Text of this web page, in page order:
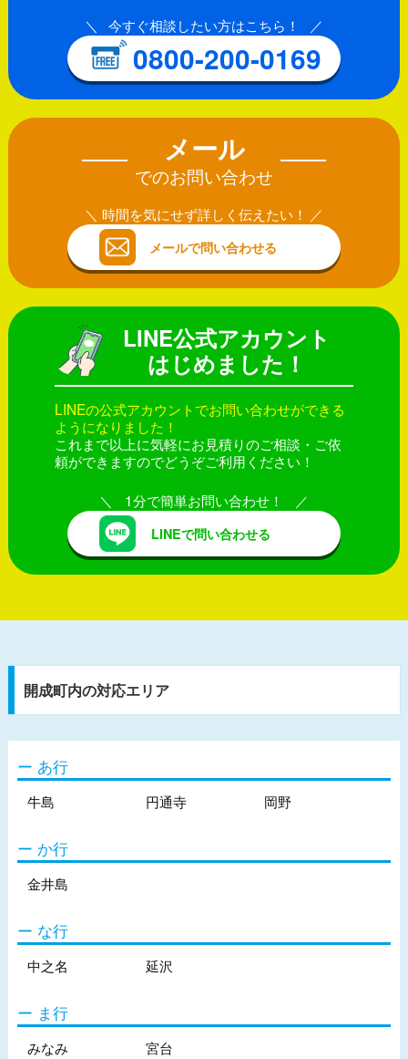
今すぐ相談したい方はこちら！
0800-200-0169
メール
でのお問い合わせ
時間を気にせず詳しく伝えたい！
メールで問い合わせる
LINE公式アカウント
はじめました！
LINEの公式アカウントでお問い合わせができる
ようになりました！
これまで以上に気軽にお見積りのご相談・ご依
頼ができますのでどうぞご利用ください！
1分で簡単お問い合わせ！
LINEで問い合わせる
開成町内の対応エリア
あ行
牛島 円通寺 岡野
か行
金井島
な行
中之名 延沢
ま行
みなみ 宮台